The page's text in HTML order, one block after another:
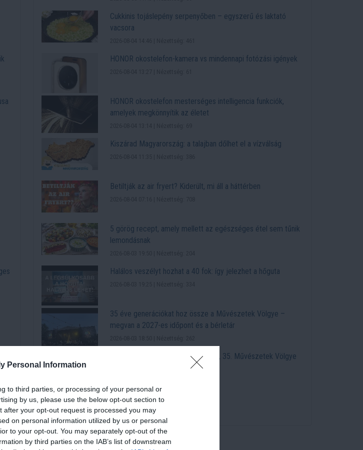
Personal Information
to third parties, or processing of your personal or
by us, please use the below opt-out section to
after your opt-out request is processed you may
on personal information utilized by us or personal
to your opt-out. You may separately opt-out of the
by third parties on the IAB’s list of downstream
Cukkinis tojáslepény serpenyőben – egyszerű és laktató
vacsora
HONOR okostelefon-kamera vs mindennapi fotózási igények
HONOR okostelefon mesterséges intelligencia funkciók,
amelyek megkönnyítik az életet
Kiszárad Magyarország: a talajban dőlhet el a vízválság
Betiltják az air fryert? Kiderült, mi áll a háttérben
5 görög recept, amely mellett az egészséges étel sem tűnik
lemondásnak
Halálos veszélyt hozhat a 40 fok: így jelezhet a hőguta
35 éve generációkat hoz össze a Művészetek Völgye –
megvan a 2027-es időpont és a bérletár
10 nap kultúra – elindult a jubileumi, 35. Művészetek Völgye
2026-07-28 08:58 | Nézettség: 241
További friss videók